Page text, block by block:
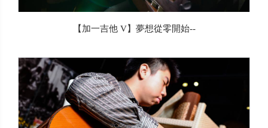
【加一吉他 V】夢想從零開始--